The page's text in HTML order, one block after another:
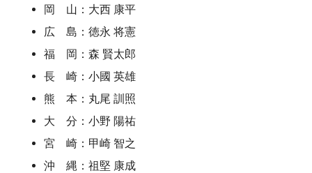
岡 山：大西 康平
広 島：徳永 将憲
福 岡：森 賢太郎
長 崎：小國 英雄
熊 本：丸尾 訓照
大 分：小野 陽祐
宮 崎：甲崎 智之
沖 縄：祖堅 康成